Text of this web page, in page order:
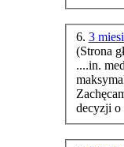
6. 3
(Strona
....in.
decyzji o